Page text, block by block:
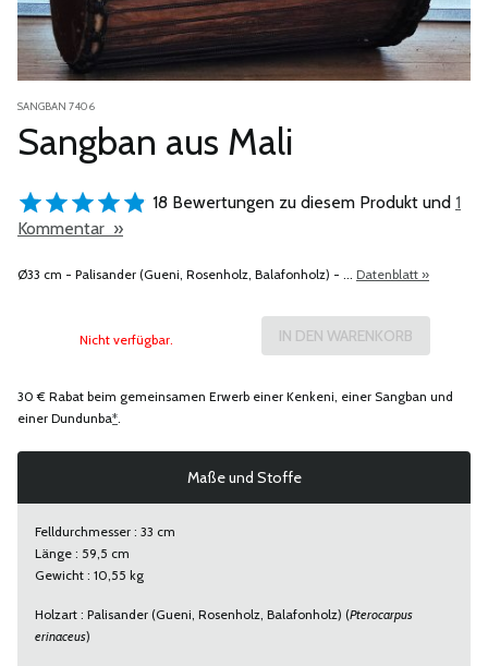
SANGBAN 7406
Sangban aus Mali
18 Bewertungen zu diesem Produkt und 1
Kommentar »
Ø33 cm - Palisander (Gueni, Rosenholz, Balafonholz) - ... Datenblatt »
Nicht verfügbar.
30 € Rabat beim gemeinsamen Erwerb einer Kenkeni, einer Sangban und
einer Dundunba*.
Maße und Stoffe
Felldurchmesser : 33 cm
Länge : 59,5 cm
Gewicht : 10,55 kg
Holzart : Palisander (Gueni, Rosenholz, Balafonholz) (Pterocarpus
erinaceus)